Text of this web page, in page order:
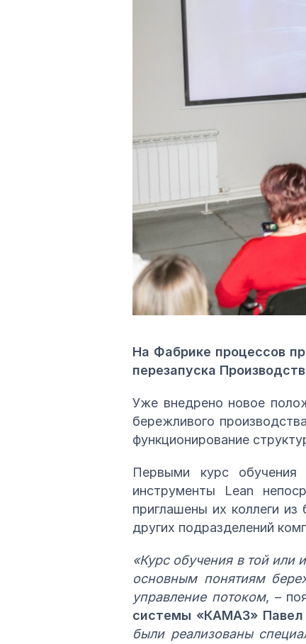
На Фабрике процессов
перезапуска
Уже внедрено новое
бережливого
функционирование
Первыми курс
инструменты Lean
приглашены их коллеги
других подразделений
«Курс обучения в той
основным понятиям
управление потоком, –
системы «КАМАЗ»
были реализованы